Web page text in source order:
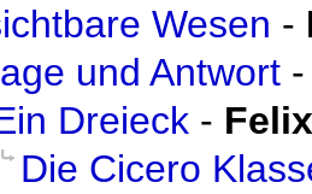
Wesen -
und Antwort
Dreieck - Felix
Die Cicero